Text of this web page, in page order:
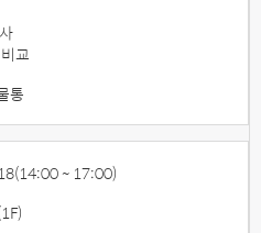
교
통
(14:00 ~ 17:00)